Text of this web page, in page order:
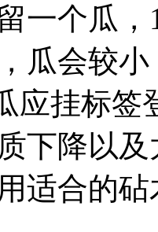
一个瓜
瓜会较
应挂标
下降以
适合的